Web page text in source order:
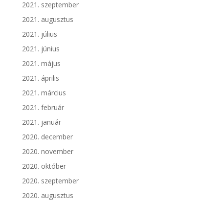
2021. szeptember
2021. augusztus
2021. július
2021. június
2021. május
2021. április
2021. március
2021. február
2021. január
2020. december
2020. november
2020. október
2020. szeptember
2020. augusztus